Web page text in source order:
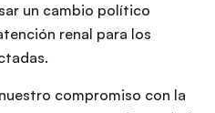
un cambio político
renal para los
compromiso con la